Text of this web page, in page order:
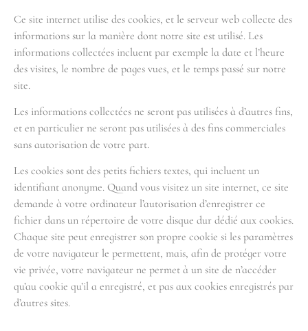
Ce site internet utilise des cookies, et le serveur web collecte des
informations sur la manière dont notre site est utilisé. Les
informations collectées incluent par exemple la date et l’heure
des visites, le nombre de pages vues, et le temps passé sur notre
site.
Les informations collectées ne seront pas utilisées à d’autres fins,
et en particulier ne seront pas utilisées à des fins commerciales
sans autorisation de votre part.
Les cookies sont des petits fichiers textes, qui incluent un
identifiant anonyme. Quand vous visitez un site internet, ce site
demande à votre ordinateur l’autorisation d’enregistrer ce
fichier dans un répertoire de votre disque dur dédié aux cookies.
Chaque site peut enregistrer son propre cookie si les paramètres
de votre navigateur le permettent, mais, afin de protéger votre
vie privée, votre navigateur ne permet à un site de n’accéder
qu’au cookie qu’il a enregistré, et pas aux cookies enregistrés par
d’autres sites.